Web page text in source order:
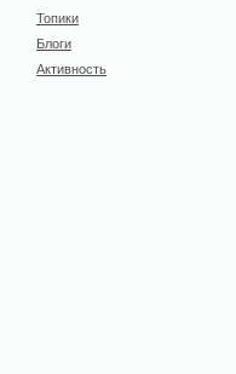
Топики
Блоги
Активность